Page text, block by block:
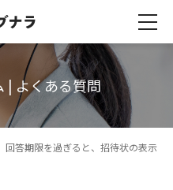
| よくある質問
回答期限を過ぎると、招待状の表示は